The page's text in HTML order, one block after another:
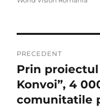
în
articole
PRECEDENT
Articolul
anterior:
Prin proiectul
Konvoi”, 4
comunitatile